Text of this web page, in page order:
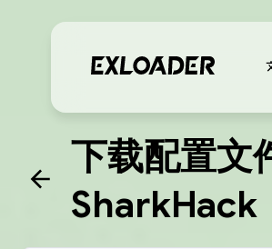
下载配置文
SharkHack